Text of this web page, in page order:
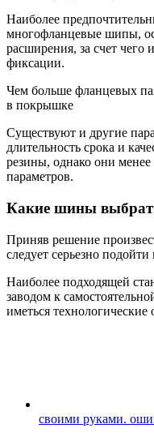
Наиболее
многофланцевые шипы,
расширения, за счет чего
фиксации.
Чем больше фланцевых
в покрышке
Существуют и другие
длительность срока и
резины, однако они
параметров.
Какие шины
Приняв решение
следует серьезно
Наиболее подходящей
заводом к
иметься
своими руками.